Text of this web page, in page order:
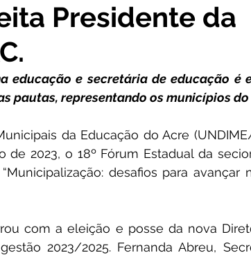
Agricultura e Produção Comunidade
da Mulher Emenda Parlamentar
Presidente da
educação e secretária de educação é
pautas, representando os municípios do
da Educação do Acre
de 2023, o 18º Fórum Estadual da
desafios para avançar
com a eleição e posse da nova
2023/2025. Fernanda Abreu,